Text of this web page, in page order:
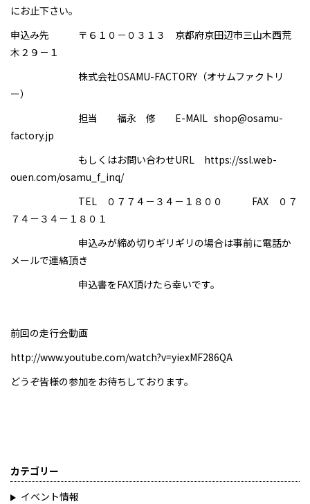
にお止下さい。
申込み先 〒６１０－０３１３ 京都府京田辺市三山木西荒
木２９－１
株式会社OSAMU-FACTORY（オサムファクトリ
ー）
担当 福永 修 E-MAIL shop@osamu-
factory.jp
もしくはお問い合わせURL https://ssl.web-
ouen.com/osamu_f_inq/
TEL ０７７４－３４－１８００ FAX ０７
７４－３４－１８０１
申込みが締め切りギリギリの場合は事前に電話か
メールで連絡頂き
申込書をFAX頂けたら幸いです。
前回の走行会動画
http://www.youtube.com/watch?v=yiexMF286QA
どうぞ皆様の参加をお待ちしております。
カテゴリー
イベント情報